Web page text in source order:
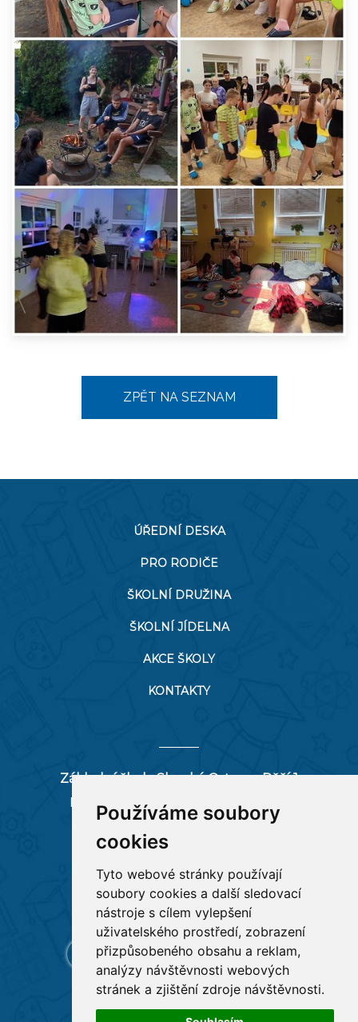
Používáme soubory
cookies
Tyto webové stránky používají
soubory cookies a další sledovací
nástroje s cílem vylepšení
uživatelského prostředí, zobrazení
přizpůsobeného obsahu a reklam,
analýzy návštěvnosti webových
stránek a zjištění zdroje návštěvnosti.
ZPĚT NA SEZNAM
ÚŘEDNÍ DESKA
PRO RODIČE
ŠKOLNÍ DRUŽINA
ŠKOLNÍ JÍDELNA
AKCE ŠKOLY
KONTAKTY
Základní škola Slezská Ostrava, Pěší 1
Pěší 66/1, 712 00 Ostrava-Muglinov
tel:596 244 880
RYCHLÉ ODKAZY